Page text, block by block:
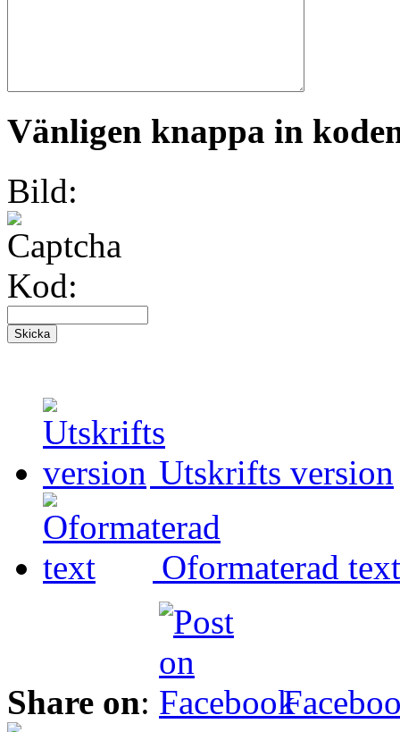
Vänligen knappa in
Bild:
Kod:
Utskrifts version
Oformaterad text
Share on: